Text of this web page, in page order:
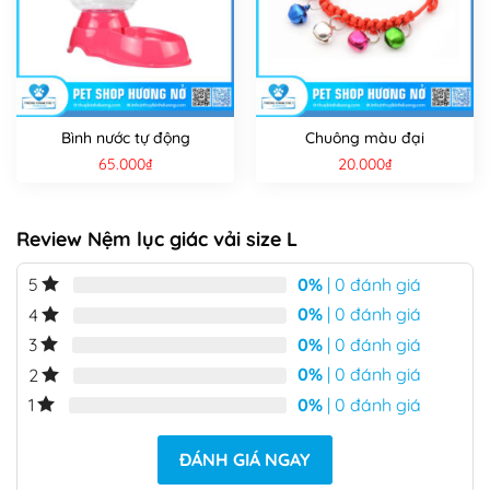
Bình nước tự động
65.000₫
Chuông màu đại
20.000₫
Review Nệm lục giác vải size L
5 0% | 0 đánh giá
4
0% | 0 đánh giá
3
0% | 0 đánh giá
2
0% | 0 đánh giá
1
0% | 0 đánh giá
ĐÁNH GIÁ NGAY